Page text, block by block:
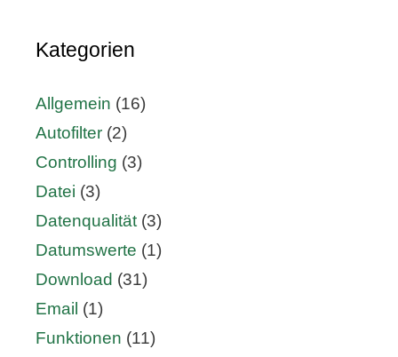
Kategorien
Allgemein (16)
Autofilter (2)
Controlling (3)
Datei (3)
Datenqualität (3)
Datumswerte (1)
Download (31)
Email (1)
Funktionen (11)